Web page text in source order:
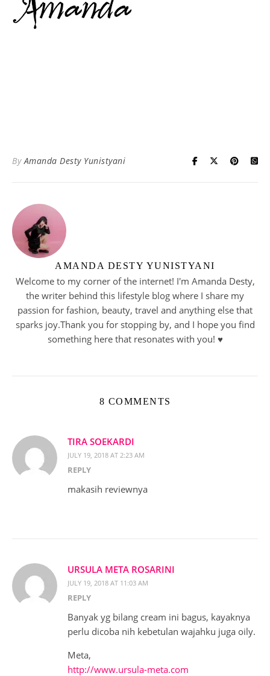
By Amanda Desty Yunistyani
AMANDA DESTY YUNISTYANI
Welcome to my corner of the internet! I'm Amanda Desty,
the writer behind this lifestyle blog where I share my
passion for fashion, beauty, travel and anything else that
sparks joy.Thank you for stopping by, and I hope you find
something here that resonates with you! ♥︎
8 COMMENTS
TIRA SOEKARDI
JULY 19, 2018 AT 2:23 AM
REPLY
makasih reviewnya
URSULA META ROSARINI
JULY 19, 2018 AT 11:03 AM
REPLY
Banyak yg bilang cream ini bagus, kayaknya
perlu dicoba nih kebetulan wajahku juga oily.
Meta,
http://www.ursula-meta.com